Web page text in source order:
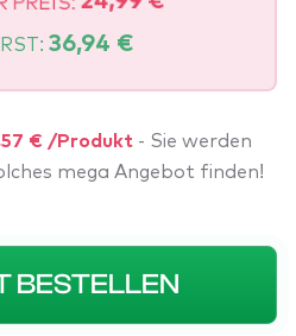
36,94 €
€ /Produkt - Sie werden
mega Angebot finden!
BESTELLEN